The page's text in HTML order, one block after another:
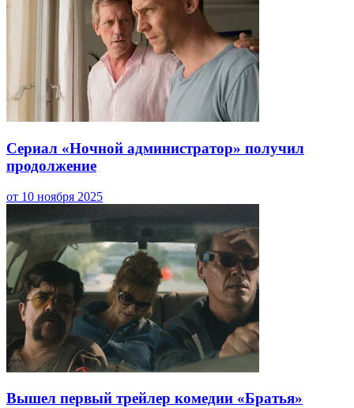
Сериал «Ночной администратор» получил
продолжение
от 10 ноября 2025
Вышел первый трейлер комедии «Братья»